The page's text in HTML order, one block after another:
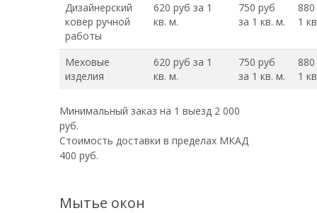
Дизайнерский
ковер ручной
работы
620 руб за 1
кв. м.
750 руб
за 1 кв. м.
1
Меховые
изделия
620 руб за 1
кв. м.
750 руб
за 1 кв. м.
1
Минимальный заказ на 1 выезд 2 000
руб.
Стоимость доставки в пределах МКАД
400 руб.
Мытье окон